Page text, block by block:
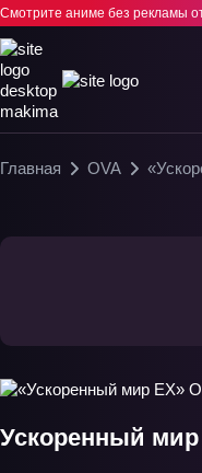
Смотрите аниме без рекламы
Главная OVA
Ускоренный мир